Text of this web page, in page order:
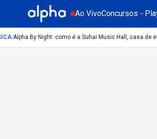
Ao VivoConcursos
:Alpha By Night: como é a Suhai Music Hall, casa de